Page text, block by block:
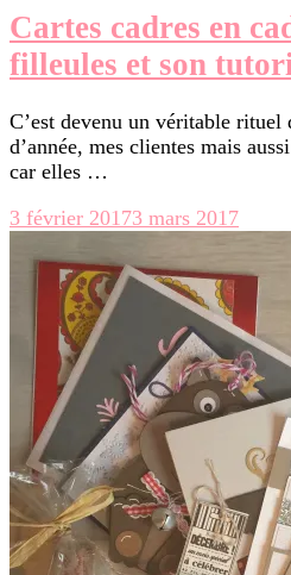
Cartes cadres en
filleules et son
C’est devenu un véritable rituel
d’année, mes clientes mais
car elles …
3 février 20173 mars 2017